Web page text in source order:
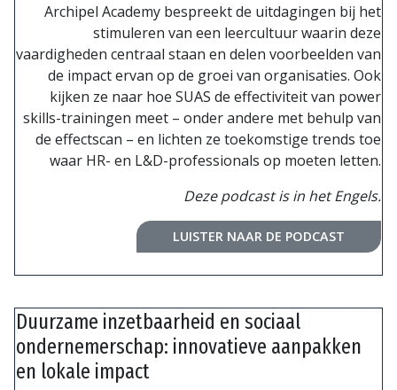
Archipel Academy bespreekt de uitdagingen bij het
stimuleren van een leercultuur waarin deze
vaardigheden centraal staan en delen voorbeelden van
de impact ervan op de groei van organisaties. Ook
kijken ze naar hoe SUAS de effectiviteit van power
skills-trainingen meet – onder andere met behulp van
de effectscan – en lichten ze toekomstige trends toe
waar HR- en L&D-professionals op moeten letten.
Deze podcast is in het Engels.
LUISTER NAAR DE PODCAST
Duurzame inzetbaarheid en sociaal
ondernemerschap: innovatieve aanpakken
en lokale impact